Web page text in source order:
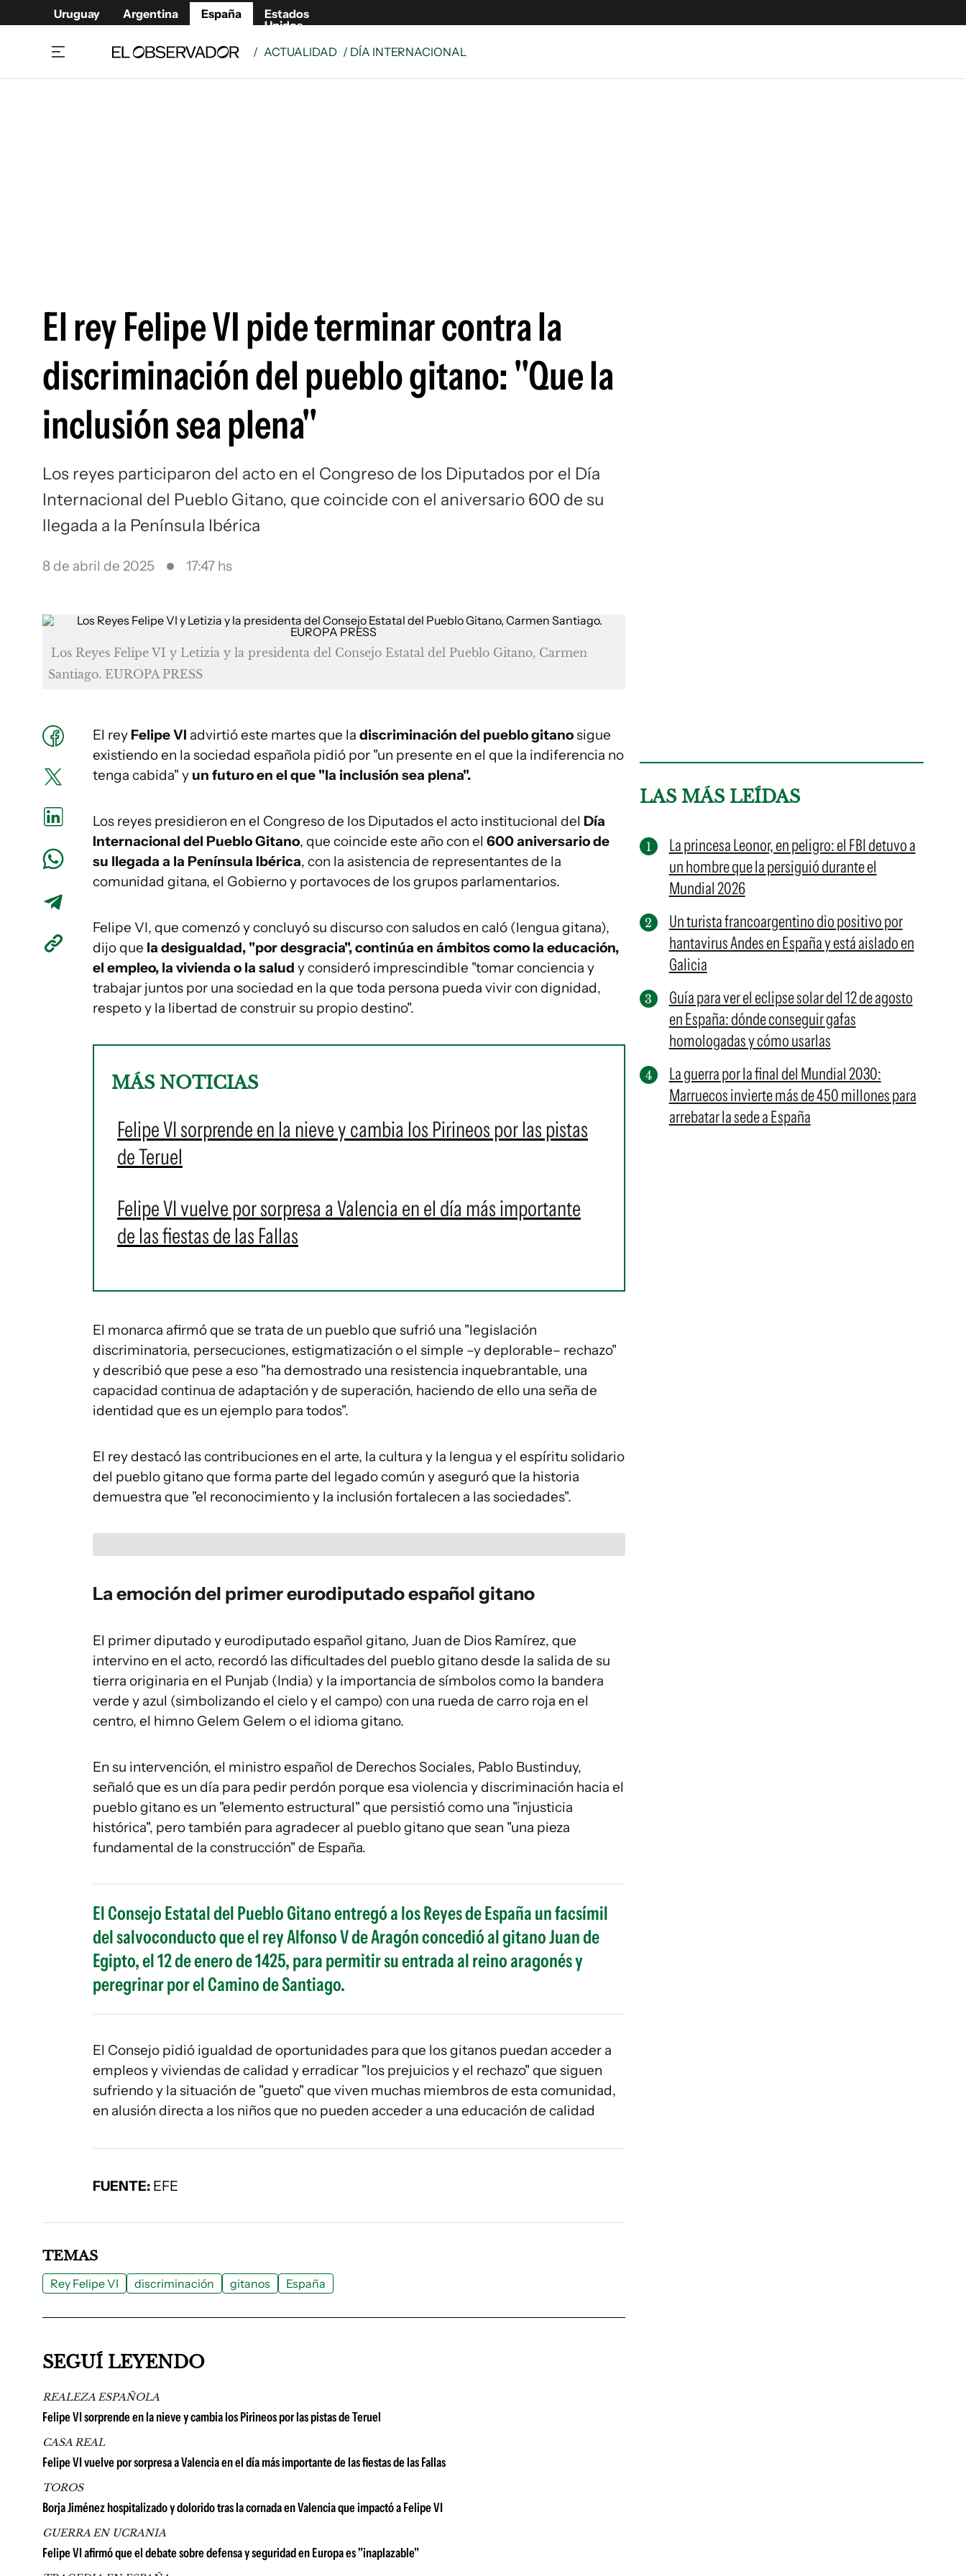
Uruguay Argentina España
Estados
Unidos
/ ACTUALIDAD / DÍA INTERNACIONAL
El rey Felipe VI pide terminar contra la
discriminación del pueblo gitano: "Que la
inclusión sea plena"
Los reyes participaron del acto en el Congreso de los Diputados por el Día
Internacional del Pueblo Gitano, que coincide con el aniversario 600 de su
llegada a la Península Ibérica
8 de abril de 2025 17:47 hs
Los Reyes Felipe VI y Letizia y la presidenta del Consejo Estatal del Pueblo Gitano, Carmen
Santiago. EUROPA PRESS
El rey Felipe VI advirtió este martes que la discriminación del pueblo gitanosigue
existiendo en la sociedad española pidió por "un presente en el que la indiferencia no
tenga cabida" y un futuro en el que "la inclusión sea plena".
Los reyes presidieron en el Congreso de los Diputados el acto institucional del Día
Internacional del Pueblo Gitano, que coincide este año con el 600 aniversario de
su llegada a la Península Ibérica, con la asistencia de representantes de la
comunidad gitana, el Gobierno y portavoces de los grupos parlamentarios.
Felipe VI, que comenzó y concluyó su discurso con saludos en caló (lengua gitana),
dijo que la desigualdad, "por desgracia", continúa en ámbitos como la educación,
el empleo, la vivienda o la salud y consideró imprescindible "tomar conciencia y
trabajar juntos por una sociedad en la que toda persona pueda vivir con dignidad,
respeto y la libertad de construir su propio destino".
MÁS NOTICIAS
Felipe VI sorprende en la nieve y cambia los Pirineos por las pistas
de Teruel
Felipe VI vuelve por sorpresa a Valencia en el día más importante
de las fiestas de las Fallas
El monarca afirmó que se trata de un pueblo que sufrió una "legislación
discriminatoria, persecuciones, estigmatización o el simple –y deplorable– rechazo"
y describió que pese a eso "ha demostrado una resistencia inquebrantable, una
capacidad continua de adaptación y de superación, haciendo de ello una seña de
identidad que es un ejemplo para todos".
El rey destacó las contribuciones en el arte, la cultura y la lengua y el espíritu solidario
del pueblo gitano que forma parte del legado común y aseguró que la historia
demuestra que "el reconocimiento y la inclusión fortalecen a las sociedades".
La emoción del primer eurodiputado español gitano
El primer diputado y eurodiputado español gitano, Juan de Dios Ramírez, que
intervino en el acto, recordó las dificultades del pueblo gitano desde la salida de su
tierra originaria en el Punjab (India) y la importancia de símbolos como la bandera
verde y azul (simbolizando el cielo y el campo) con una rueda de carro roja en el
centro, el himno Gelem Gelem o el idioma gitano.
En su intervención, el ministro español de Derechos Sociales, Pablo Bustinduy,
señaló que es un día para pedir perdón porque esa violencia y discriminación hacia el
pueblo gitano es un "elemento estructural" que persistió como una "injusticia
histórica", pero también para agradecer al pueblo gitano que sean "una pieza
fundamental de la construcción" de España.
El Consejo Estatal del Pueblo Gitano entregó a los Reyes de España un facsímil
del salvoconducto que el rey Alfonso V de Aragón concedió al gitano Juan de
Egipto, el 12 de enero de 1425, para permitir su entrada al reino aragonés y
peregrinar por el Camino de Santiago.
El Consejo pidió igualdad de oportunidades para que los gitanos puedan acceder a
empleos y viviendas de calidad y erradicar "los prejuicios y el rechazo" que siguen
sufriendo y la situación de "gueto" que viven muchas miembros de esta comunidad,
en alusión directa a los niños que no pueden acceder a una educación de calidad
FUENTE: EFE
LAS MÁS LEÍDAS
La princesa Leonor, en peligro: el FBI detuvo a
un hombre que la persiguió durante el
Mundial 2026
Un turista francoargentino dio positivo por
hantavirus Andes en España y está aislado en
Galicia
Guía para ver el eclipse solar del 12 de agosto
en España: dónde conseguir gafas
homologadas y cómo usarlas
La guerra por la final del Mundial 2030:
Marruecos invierte más de 450 millones para
arrebatar la sede a España
TEMAS
Rey Felipe VI discriminación gitanos España
SEGUÍ LEYENDO
REALEZA ESPAÑOLA
Felipe VI sorprende en la nieve y cambia los Pirineos por las pistas de Teruel
CASA REAL
Felipe VI vuelve por sorpresa a Valencia en el día más importante de las fiestas de las Fallas
TOROS
Borja Jiménez hospitalizado y dolorido tras la cornada en Valencia que impactó a Felipe VI
GUERRA EN UCRANIA
Felipe VI afirmó que el debate sobre defensa y seguridad en Europa es "inaplazable"